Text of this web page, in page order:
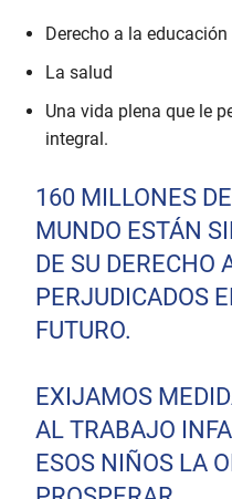
Derecho a la educación
La salud
Una vida plena que le
integral.
160 MILLONES
MUNDO ESTÁN
DE SU DERECHO
PERJUDICADOS
FUTURO.
EXIJAMOS
AL TRABAJO
ESOS NIÑOS LA